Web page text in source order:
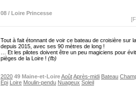
08 / Loire Princesse
Tout à fait étonnant de voir ce bateau de croisière sur
depuis 2015, avec ses 90 mètres de long !
… Et les pilotes doivent être un peu magiciens pour
pièges de la Loire ! (fb)
2020 49 Maine-et-LoireAoûtAprès-midi Bateau
Epi Loire Moulin-pendu Nuageux Soleil